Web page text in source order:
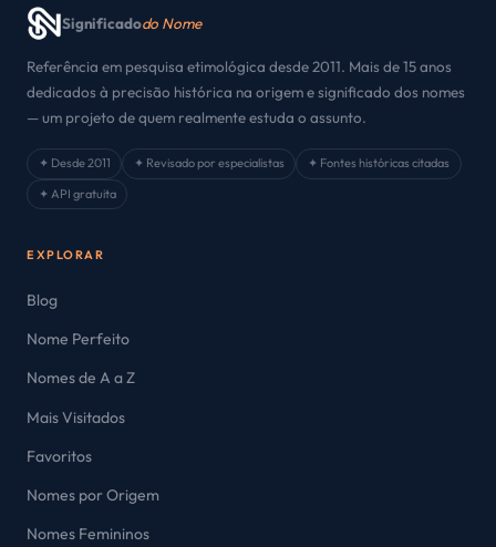
Significadodo Nome
Referência em pesquisa etimológica desde 2011. Mais de 15 anos
dedicados à precisão histórica na origem e significado dos nomes
— um projeto de quem realmente estuda o assunto.
✦ Desde 2011 ✦ Revisado por especialistas
✦ Fontes históricas citadas
✦ API gratuita
EXPLORAR
Blog
Nome Perfeito
Nomes de A a Z
Mais Visitados
Favoritos
Nomes por Origem
Nomes Femininos